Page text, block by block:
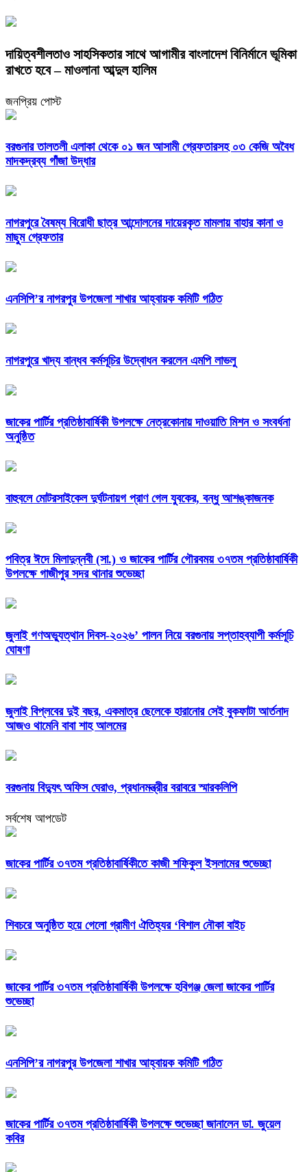
দায়িত্বশীলতাও সাহসিকতার সাথে আগামীর বাংলাদেশ বিনির্মানে ভূমিকা
রাখতে হবে – মাওলানা আব্দুল হালিম
জনপ্রিয় পোস্ট
বরগুনার তালতলী এলাকা থেকে ০১ জন আসামী গ্রেফতারসহ ০৩ কেজি অবৈধ
মাদকদ্রব্য গাঁজা উদ্ধার
নাগরপুরে বৈষম্য বিরোধী ছাত্র আন্দোলনের দায়েরকৃত মামলায় বাহার কানা ও
মাছুম গ্রেফতার
এনসিপি’র নাগরপুর উপজেলা শাখার আহ্বায়ক কমিটি গঠিত
নাগরপুরে খাদ্য বান্ধব কর্মসূচির উদ্বোধন করলেন এমপি লাভলু
জাকের পার্টির প্রতিষ্ঠাবার্ষিকী উপলক্ষে নেত্রকোনায় দাওয়াতি মিশন ও সংবর্ধনা
অনুষ্ঠিত
বাহুবলে মোটরসাইকেল দুর্ঘটনায়গ প্রাণ গেল যুবকের, বন্ধু আশঙ্কাজনক
পবিত্র ঈদে মিলাদুন্নবী (সা.) ও জাকের পার্টির গৌরবময় ৩৭তম প্রতিষ্ঠাবার্ষিকী
উপলক্ষে গাজীপুর সদর থানার শুভেচ্ছা
জুলাই গণঅভ্যুত্থান দিবস-২০২৬’ পালন নিয়ে বরগুনায় সপ্তাহব্যাপী কর্মসূচি
ঘোষণা
জুলাই বিপ্লবের দুই বছর, একমাত্র ছেলেকে হারানোর সেই বুকফাটা আর্তনাদ
আজও থামেনি বাবা শাহ আলমের
বরগুনায় বিদ্যুৎ অফিস ঘেরাও, প্রধানমন্ত্রীর বরাবরে স্মারকলিপি
সর্বশেষ আপডেট
জাকের পার্টির ৩৭তম প্রতিষ্ঠাবার্ষিকীতে কাজী শফিকুল ইসলামের শুভেচ্ছা
শিবচরে অনুষ্ঠিত হয়ে গেলো গ্রামীণ ঐতিহ্যর ‘বিশাল নৌকা বাইচ
জাকের পার্টির ৩৭তম প্রতিষ্ঠাবার্ষিকী উপলক্ষে হবিগঞ্জ জেলা জাকের পার্টির
শুভেচ্ছা
এনসিপি’র নাগরপুর উপজেলা শাখার আহ্বায়ক কমিটি গঠিত
জাকের পার্টির ৩৭তম প্রতিষ্ঠাবার্ষিকী উপলক্ষে শুভেচ্ছা জানালেন ডা. জুয়েল
কবির